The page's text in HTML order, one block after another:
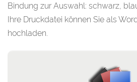
Bindung zur Auswahl: schwarz,
Ihre Druckdatei können Sie als
hochladen.